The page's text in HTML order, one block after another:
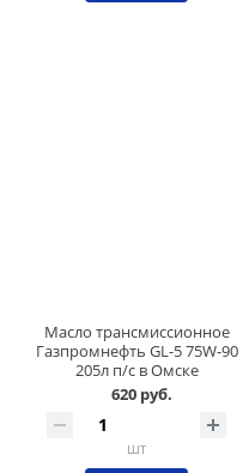
Масло трансмиссионное
Газпромнефть GL-5 75W-90
205л п/с в Омске
620 руб.
шт